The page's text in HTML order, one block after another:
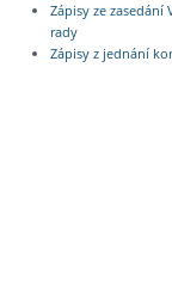
Zápisy ze zasedání
rady
Zápisy z jednání